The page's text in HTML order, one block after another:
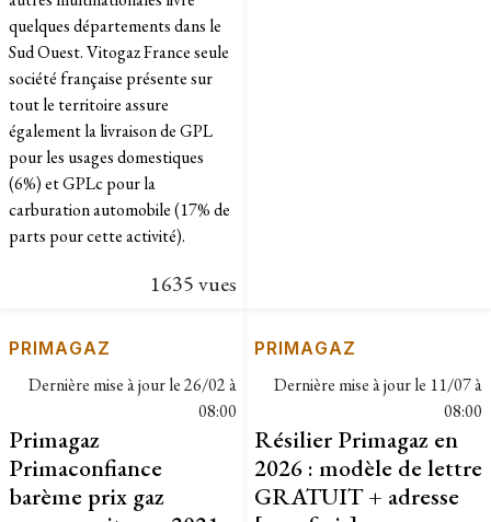
quelques départements dans le
Sud Ouest. Vitogaz France seule
société française présente sur
tout le territoire assure
également la livraison de GPL
pour les usages domestiques
(6%) et GPLc pour la
carburation automobile (17% de
parts pour cette activité).
1635 vues
PRIMAGAZ
Dernière mise à jour le26/02 à
08:00
Primagaz
Primaconfiance
barème prix gaz
PRIMAGAZ
Dernière mise à jour le 11/07 à
08:00
Résilier Primagaz en
2026 : modèle de lettre
GRATUIT + adresse